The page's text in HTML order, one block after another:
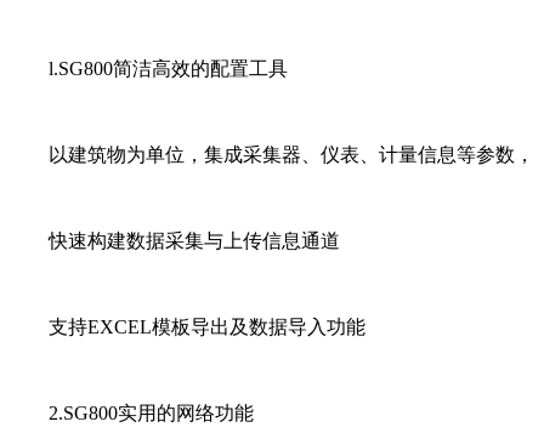
l.SG800简洁高效的配置工具
以建筑物为单位，集成采集器、仪表、计量信息等参数，
快速构建数据采集与上传信息通道
支持EXCEL模板导出及数据导入功能
2.SG800实用的网络功能